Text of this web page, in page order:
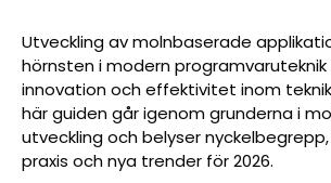
Utveckling av molnbaserade
hörnsten i modern programvaruteknik
innovation och effektivitet inom
här guiden går igenom grunderna i
utveckling och belyser
praxis och nya trender för 2026.